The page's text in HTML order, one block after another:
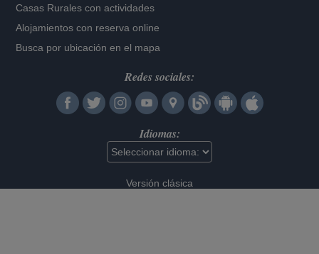
Casas Rurales con actividades
Alojamientos con reserva online
Busca por ubicación en el mapa
Redes sociales:
Idiomas:
Versión clásica